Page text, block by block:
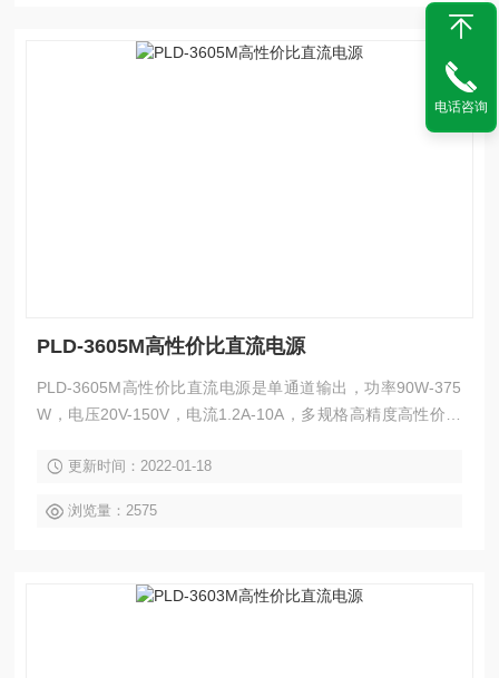
PLD-3605M高性价比直流电源
PLD-3605M高性价比直流电源是单通道输出，功率90W-375
W，电压20V-150V，电流1.2A-10A，多规格高精度高性价比
过温度保护，可保持电源和负载在不稳定环境下的工作安全。
内部连续或者动态负载，适用于像电流突波这样的应用环境，
更新时间：2022-01-18
浏览量：2575
电话咨询